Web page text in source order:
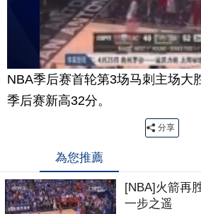
NBA季后赛首轮第3场马刺主场大
季后赛新高32分。
分享
為您推薦
[NBA]火箭再
一步之遥